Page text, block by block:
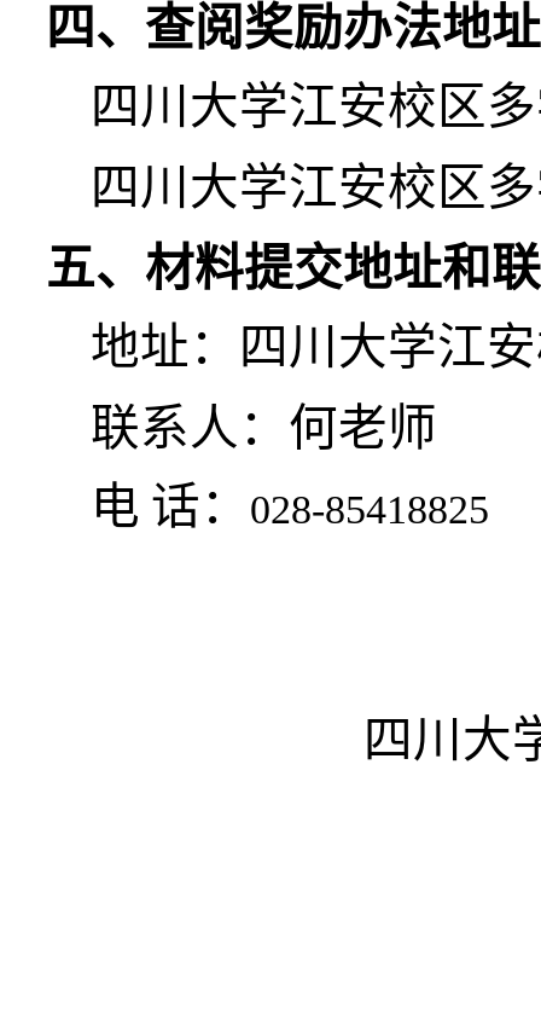
四、查阅奖励办法地
四川大学江安校区
四川大学江安校区
五、材料提交地址和
地址：四川大学江
联系人：何老师
电 话： 028-85418825
四川大